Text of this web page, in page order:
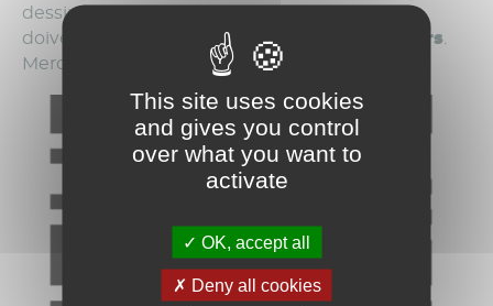
dessiner un projet surmesure. Les réponses
doivent nous parvenir d’ici le
mercredi 26 mars
Merci de votre participation !
This site uses cookies
and gives you control
over what you want to
activate
OK, accept all
Deny all cookies